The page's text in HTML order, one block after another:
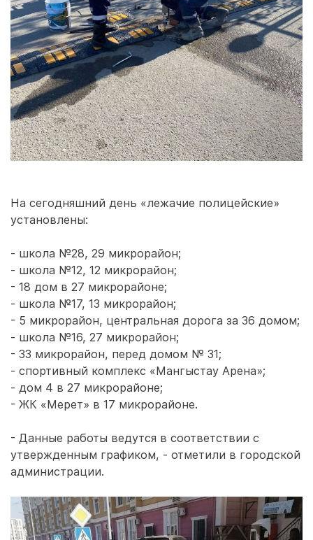
На сегодняшний день «лежачие полицейские»
установлены:
- школа №28, 29 микрорайон;
- школа №12, 12 микрорайон;
- 18 дом в 27 микрорайоне;
- школа №17, 13 микрорайон;
- 5 микрорайон, центральная дорога за 36 домом;
- школа №16, 27 микрорайон;
- 33 микрорайон, перед домом № 31;
- спортивный комплекс «Мангыстау Арена»;
- дом 4 в 27 микрорайоне;
- ЖК «Мерет» в 17 микрорайоне.
- Данные работы ведутся в соответствии с
утвержденным графиком, - отметили в городской
администрации.